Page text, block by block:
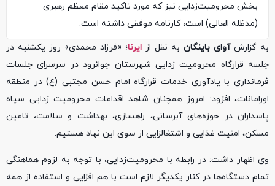
بخش محرومیت‌زدایی نیز که مورد تاکید مقام معظم رهبری
(مدظله العالی) است، کارنامه موفقی داشته است.
به گزارشآوای باینگان به نقل از ایرنا؛ «فرزاد محمدی» روز یکشنبه در
جلسه قرارگاه محرومیت زدایی شهرستان جوانرود در سرسرای جلسات
فرمانداری با یادآوری خدمات قرارگاه امام حسن مجتبی (ع) در منطقه
اورامانات، افزود: امروز همچنان شاهد اقدامات محرومیت زدایی سپاه
پاسداران در حوزه‌های آبرسانی، راهسازی، بهداشت و سلامت، تامین
مسکن، امنیت غذایی و اشتغالزایی از سوی این نهاد هستیم.
وی اظهار داشت: در رابطه با محرومیت‌زدایی، با توجه به لزوم هماهنگی
تمام دستگاه‌ها در کنار یکدیگر لازم است با هم افزایی و استفاده از همه